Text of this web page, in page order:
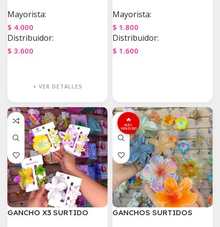
Mayorista:
$ 4.000
Distribuidor:
$ 3.600
+ VER DETALLES
Mayorista:
$ 1.800
Distribuidor:
$ 1.600
GANCHO X3 SURTIDO
🔥
MÁS
VENDIDO
GANCHOS SURTIDOS